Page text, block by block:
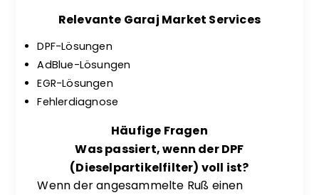
Relevante Garaj Market Services
DPF-Lösungen
AdBlue-Lösungen
EGR-Lösungen
Fehlerdiagnose
Häufige Fragen
Was passiert, wenn der DPF
(Dieselpartikelfilter) voll ist?
Wenn der angesammelte Ruß einen